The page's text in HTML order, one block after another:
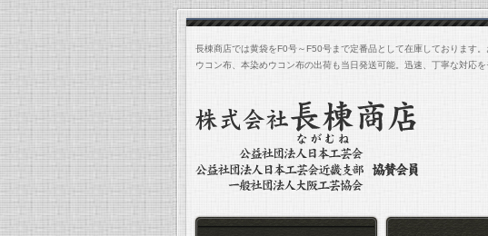
長棟商店では黄袋をF0号～F50号まで定番品として在庫しております
ウコン布、本染めウコン布の出荷も当日発送可能。迅速、丁寧な対応を